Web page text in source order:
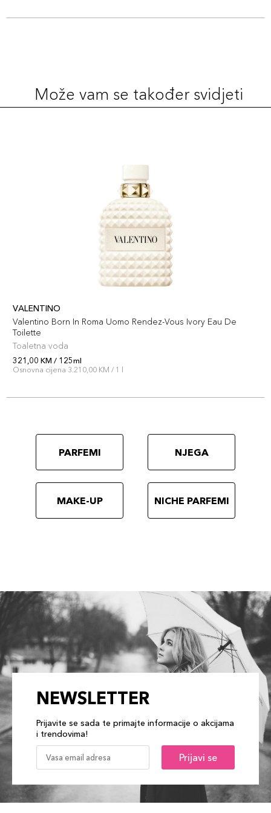
Može vam se također svidjeti
VALENTINO
Valentino Born In Roma Uomo Rendez-Vous Ivory Eau De
Toilette
Toaletna voda
321,00 KM / 125ml
Osnovna cijena 3.210,00 KM / 1 l
PARFEMI NJEGA
MAKE-UP NICHE PARFEMI
NEWSLETTER
Prijavite se sada te primajte informacije o akcijama
i trendovima!
Prijavi se